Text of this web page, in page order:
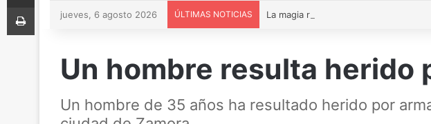
jueves, 6 agosto 2026 ÚLTIMAS NOTICIAS
Un hombre resulta herido
Un hombre de 35 años ha resultado herido por